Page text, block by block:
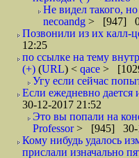
Не видел такого,
necoandg > [947]
Позвонили из их калл-
12:25
по ссылке на тему
(+) (URL) < qace >
Угу если сейчас
Если ежедневно дается
30-12-2017 21:52
Это вы попали на
Professor> [945] 30-
Кому нибудь удалось
прислали изначально